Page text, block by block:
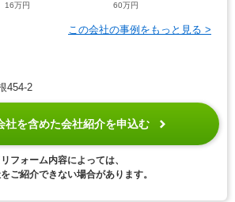
16万円
60万円
この会社の事例をもっと見る >
454-2
社を含めた会社紹介を申込む
フォーム内容によっては、
ご紹介できない場合があります。